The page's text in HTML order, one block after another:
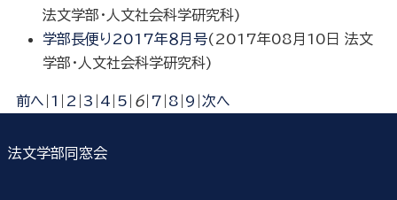
法文学部・人文社会科学研究科)
学部長便り2017年８月号( 2017年08月10日 法文
学部・人文社会科学研究科)
前へ 1 2 3 4 5 6| 7 8 9 次へ
法文学部同窓会